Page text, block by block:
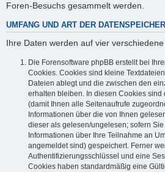
Foren-Besuchs gesammelt werden.
UMFANG UND ART DER
Ihre Daten werden auf vier
Die Forensoftware phpBB erstellt bei
Cookies. Cookies sind kleine
Dateien ablegt und die zwischen den
erhalten bleiben. In diesen Cookies sind
(damit Ihnen alle Seitenaufrufe
Informationen über die von Ihnen
dieser als gelesen/ungelesen; sofern
Informationen über Ihre Teilnahme an
angemeldet sind) gespeichert. Ferner
Authentifizierungsschlüssel und eine
Cookies haben standardmäßig eine